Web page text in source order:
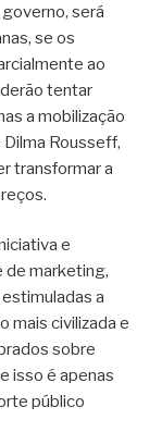
será
se os
ao
tentar
a mobilização
Rousseff,
transformar a
e
de marketing,
a
mais civilizada e
sobre
isso é apenas
público